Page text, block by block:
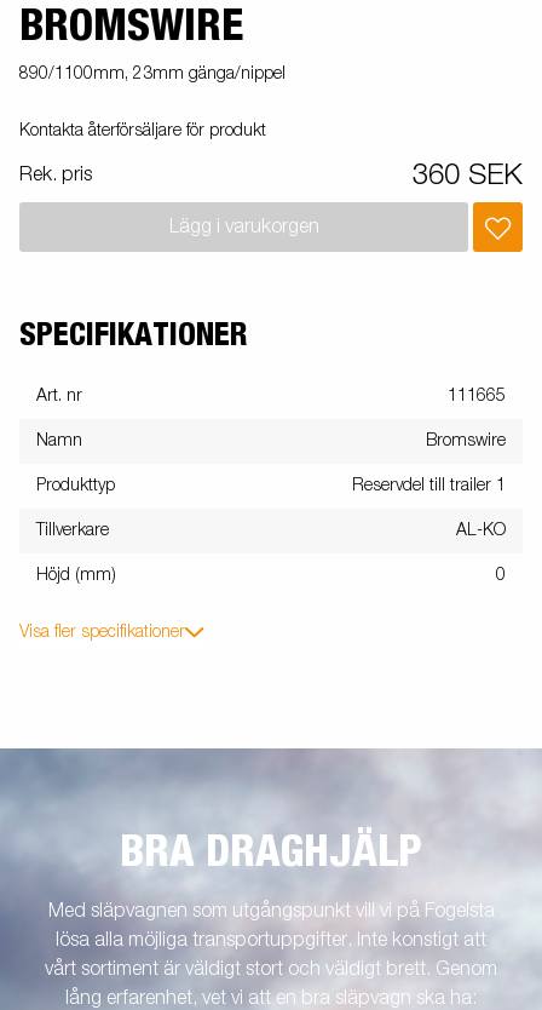
BROMSWIRE
890/1100mm, 23mm gänga/nippel
Kontakta återförsäljare för produkt
Rek. pris 360 SEK
Lägg i varukorgen
SPECIFIKATIONER
Art. nr 111665
Namn Bromswire
Produkttyp Reservdel till trailer 1
Tillverkare AL-KO
Höjd (mm) 0
Visa fler specifikationer
BRA DRAGHJÄLP
Med släpvagnen som utgångspunkt vill vi på Fogelsta
lösa alla möjliga transportuppgifter. Inte konstigt att
vårt sortiment är väldigt stort och väldigt brett. Genom
lång erfarenhet, vet vi att en bra släpvagn ska ha: